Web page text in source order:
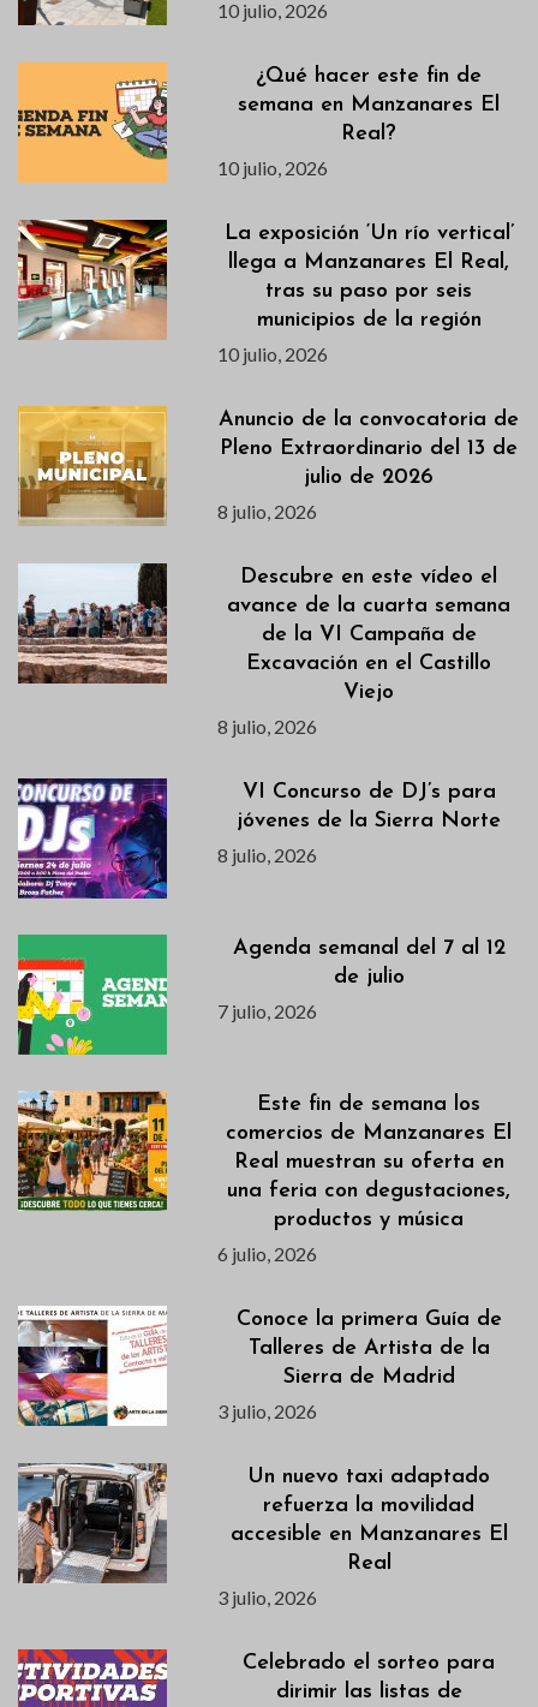
10 julio, 2026
¿Qué hacer este fin de
semana en Manzanares El
Real?
10 julio, 2026
La exposición ‘Un río vertical’
llega a Manzanares El Real,
tras su paso por seis
municipios de la región
10 julio, 2026
Anuncio de la convocatoria de
Pleno Extraordinario del 13 de
julio de 2026
8 julio, 2026
Descubre en este vídeo el
avance de la cuarta semana
de la VI Campaña de
Excavación en el Castillo
Viejo
8 julio, 2026
VI Concurso de DJ’s para
jóvenes de la Sierra Norte
8 julio, 2026
Agenda semanal del 7 al 12
de julio
7 julio, 2026
Este fin de semana los
comercios de Manzanares El
Real muestran su oferta en
una feria con degustaciones,
productos y música
6 julio, 2026
Conoce la primera Guía de
Talleres de Artista de la
Sierra de Madrid
3 julio, 2026
Un nuevo taxi adaptado
refuerza la movilidad
accesible en Manzanares El
Real
3 julio, 2026
Celebrado el sorteo para
dirimir las listas de